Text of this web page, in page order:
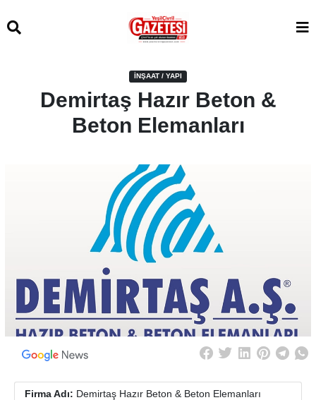
İNŞAAT / YAPI
Demirtaş Hazır Beton &
Beton Elemanları
Firma Adı: Demirtaş Hazır Beton & Beton Elemanları